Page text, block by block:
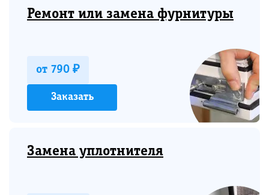
Ремонт или замена фурнитуры
от 790 ₽
Заказать
Замена уплотнителя